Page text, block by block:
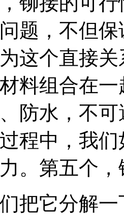
题，不但
这个直接
料组合在
防水，不
程中，我
。第五个
把它分解